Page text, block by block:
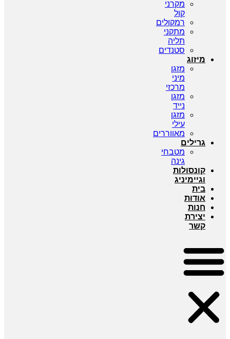
מקרני
קול
רמקולים
מתקני
תליה
סטנדים
מיזוג
מזגן
מיני
מרכזי
מזגן
נייד
מזגן
עילי
מאווררים
גרילים
מטבחי
גינה
קונסולות
וגיימיניג
בית
אודות
חנות
יצירת
קשר